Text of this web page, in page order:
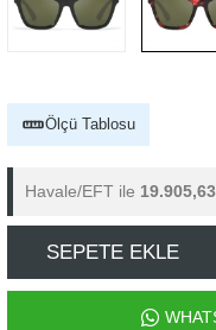
Ölçü Tablosu
Havale/EFT ile
SEPETE EKLE